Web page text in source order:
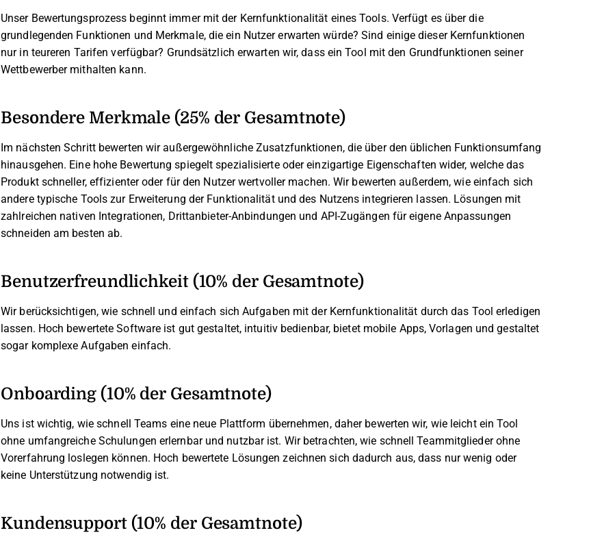
Unser Bewertungsprozess beginnt immer mit der Kernfunktionalität eines Tools. Verfügt es über die
grundlegenden Funktionen und Merkmale, die ein Nutzer erwarten würde? Sind einige dieser Kernfunktionen
nur in teureren Tarifen verfügbar? Grundsätzlich erwarten wir, dass ein Tool mit den Grundfunktionen seiner
Wettbewerber mithalten kann.
Besondere Merkmale (25% der Gesamtnote)
Im nächsten Schritt bewerten wir außergewöhnliche Zusatzfunktionen, die über den üblichen Funktionsumfang
hinausgehen. Eine hohe Bewertung spiegelt spezialisierte oder einzigartige Eigenschaften wider, welche das
Produkt schneller, effizienter oder für den Nutzer wertvoller machen. Wir bewerten außerdem, wie einfach sich
andere typische Tools zur Erweiterung der Funktionalität und des Nutzens integrieren lassen. Lösungen mit
zahlreichen nativen Integrationen, Drittanbieter-Anbindungen und API-Zugängen für eigene Anpassungen
schneiden am besten ab.
Benutzerfreundlichkeit (10% der Gesamtnote)
Wir berücksichtigen, wie schnell und einfach sich Aufgaben mit der Kernfunktionalität durch das Tool erledigen
lassen. Hoch bewertete Software ist gut gestaltet, intuitiv bedienbar, bietet mobile Apps, Vorlagen und gestaltet
sogar komplexe Aufgaben einfach.
Onboarding (10% der Gesamtnote)
Uns ist wichtig, wie schnell Teams eine neue Plattform übernehmen, daher bewerten wir, wie leicht ein Tool
ohne umfangreiche Schulungen erlernbar und nutzbar ist. Wir betrachten, wie schnell Teammitglieder ohne
Vorerfahrung loslegen können. Hoch bewertete Lösungen zeichnen sich dadurch aus, dass nur wenig oder
keine Unterstützung notwendig ist.
Kundensupport (10% der Gesamtnote)